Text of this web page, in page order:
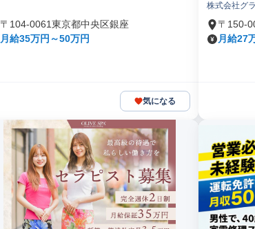
〒104-0061東京都中央区銀座
月給35万円～50万円
気になる
株式会社グ
〒150-
月給27